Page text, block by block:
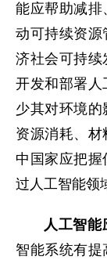
能应帮助减排
动可持续资
济社会可持续
开发和部署
少其对环境
资源消耗、
中国家应把
过人工智能领
人工智能
智能系统有